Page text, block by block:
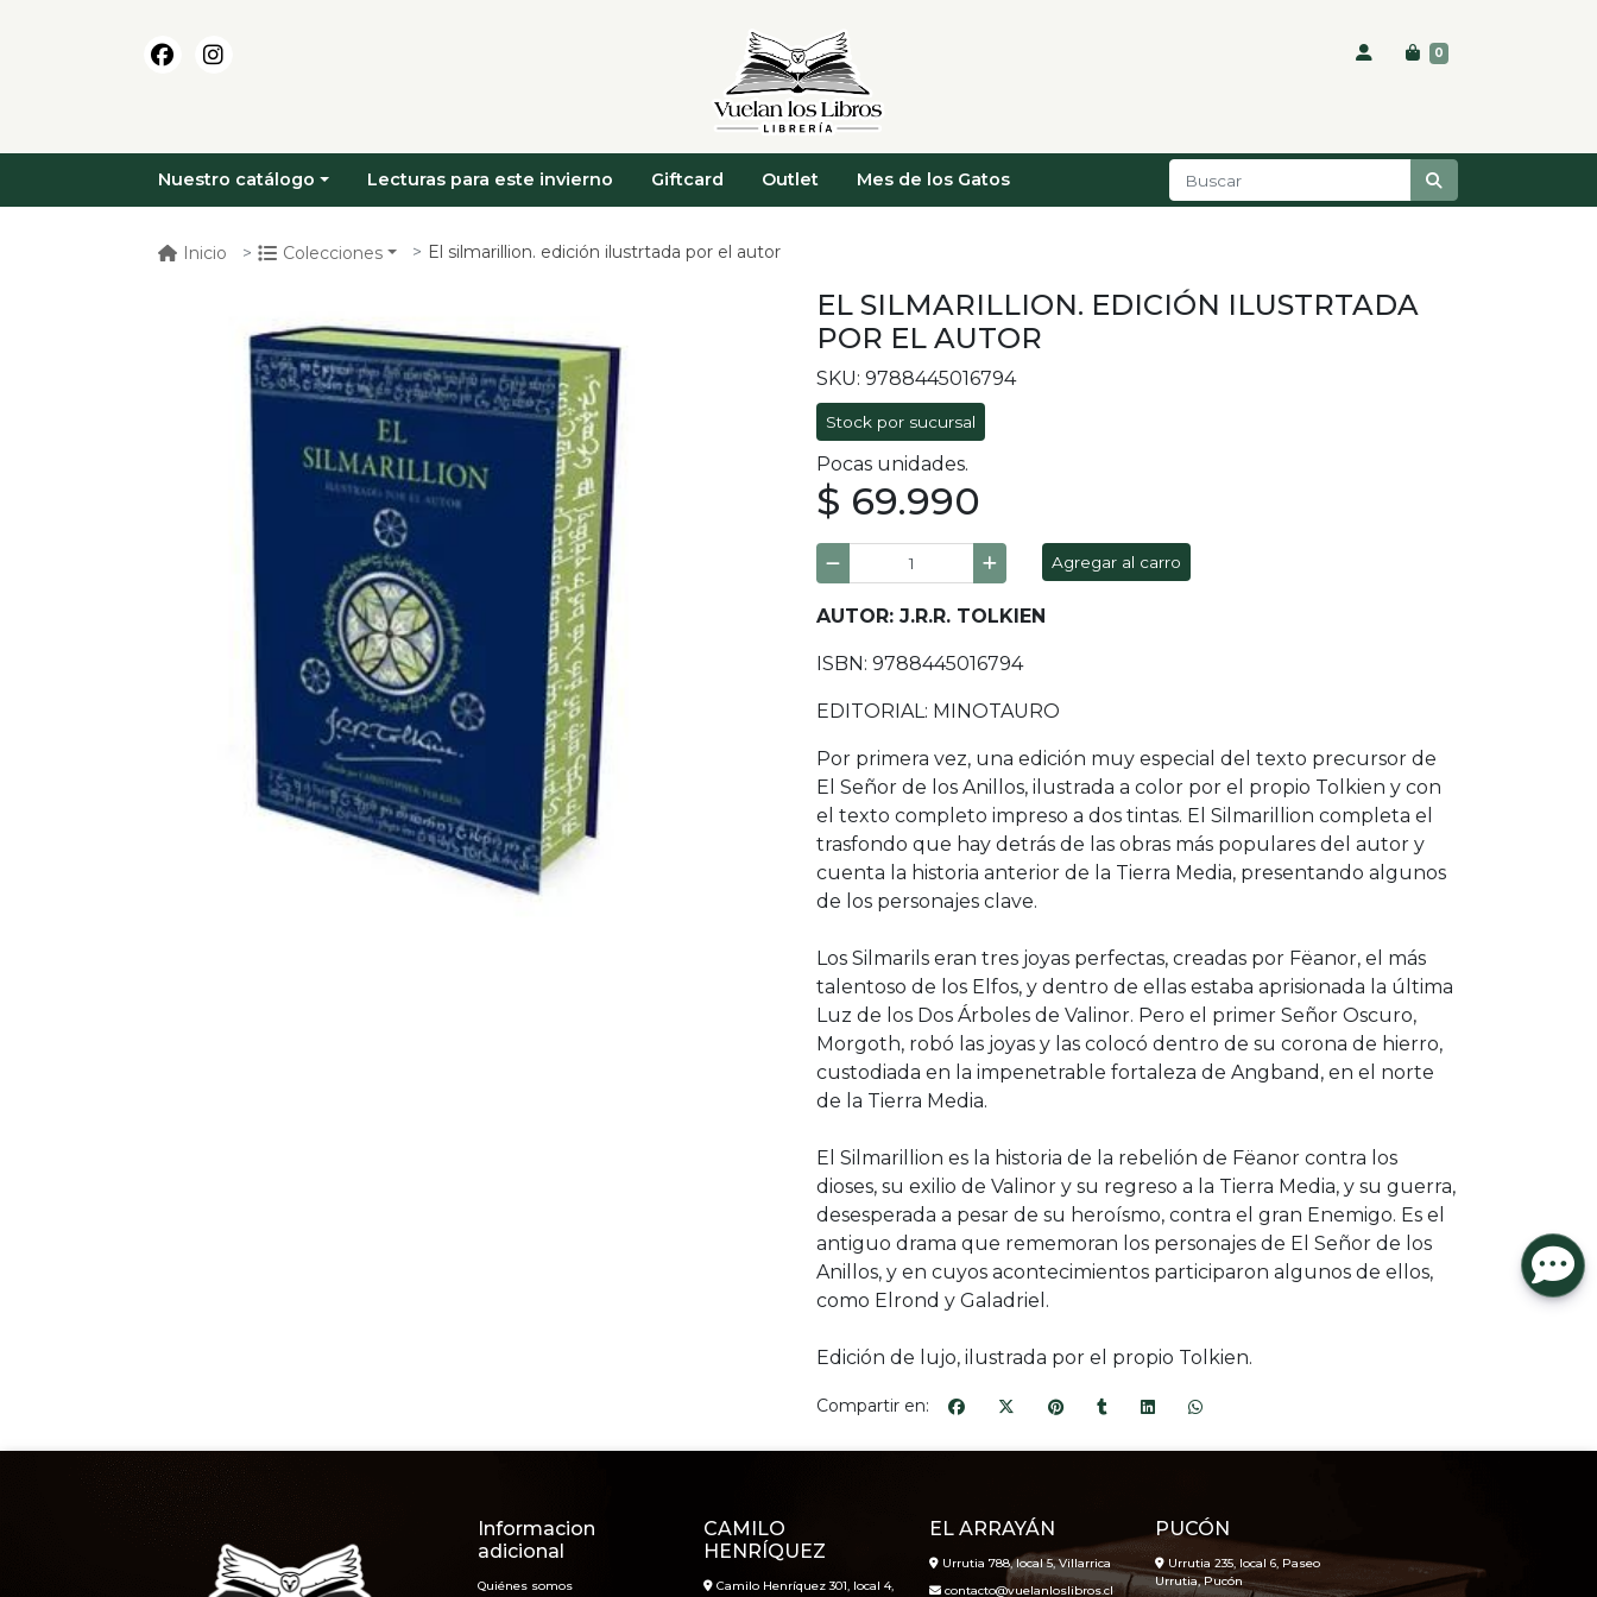
0
Nuestro catálogo Lecturas para este invierno Giftcard Outlet Mes de los Gatos
Inicio Colecciones El silmarillion. edición ilustrtada por el autor
EL SILMARILLION. EDICIÓN ILUSTRTADA
POR EL AUTOR
SKU: 9788445016794
Stock por sucursal
Pocas unidades.
$ 69.990
Agregar al carro
AUTOR: J.R.R. TOLKIEN
ISBN: 9788445016794
EDITORIAL: MINOTAURO
Por primera vez, una edición muy especial del texto precursor de
El Señor de los Anillos, ilustrada a color por el propio Tolkien y con
el texto completo impreso a dos tintas. El Silmarillion completa el
trasfondo que hay detrás de las obras más populares del autor y
cuenta la historia anterior de la Tierra Media, presentando algunos
de los personajes clave.
Los Silmarils eran tres joyas perfectas, creadas por Fëanor, el más
talentoso de los Elfos, y dentro de ellas estaba aprisionada la última
Luz de los Dos Árboles de Valinor. Pero el primer Señor Oscuro,
Morgoth, robó las joyas y las colocó dentro de su corona de hierro,
custodiada en la impenetrable fortaleza de Angband, en el norte
de la Tierra Media.
El Silmarillion es la historia de la rebelión de Fëanor contra los
dioses, su exilio de Valinor y su regreso a la Tierra Media, y su guerra,
desesperada a pesar de su heroísmo, contra el gran Enemigo. Es el
antiguo drama que rememoran los personajes de El Señor de los
Anillos, y en cuyos acontecimientos participaron algunos de ellos,
como Elrond y Galadriel.
Edición de lujo, ilustrada por el propio Tolkien.
Compartir en:
Informacion
adicional
Quiénes somos
CAMILO
HENRÍQUEZ
Camilo Henríquez 301, local 4,
EL ARRAYÁN
Urrutia 788, local 5, Villarrica
contacto@vuelanloslibros.cl
PUCÓN
Urrutia 235, local 6, Paseo
Urrutia, Pucón